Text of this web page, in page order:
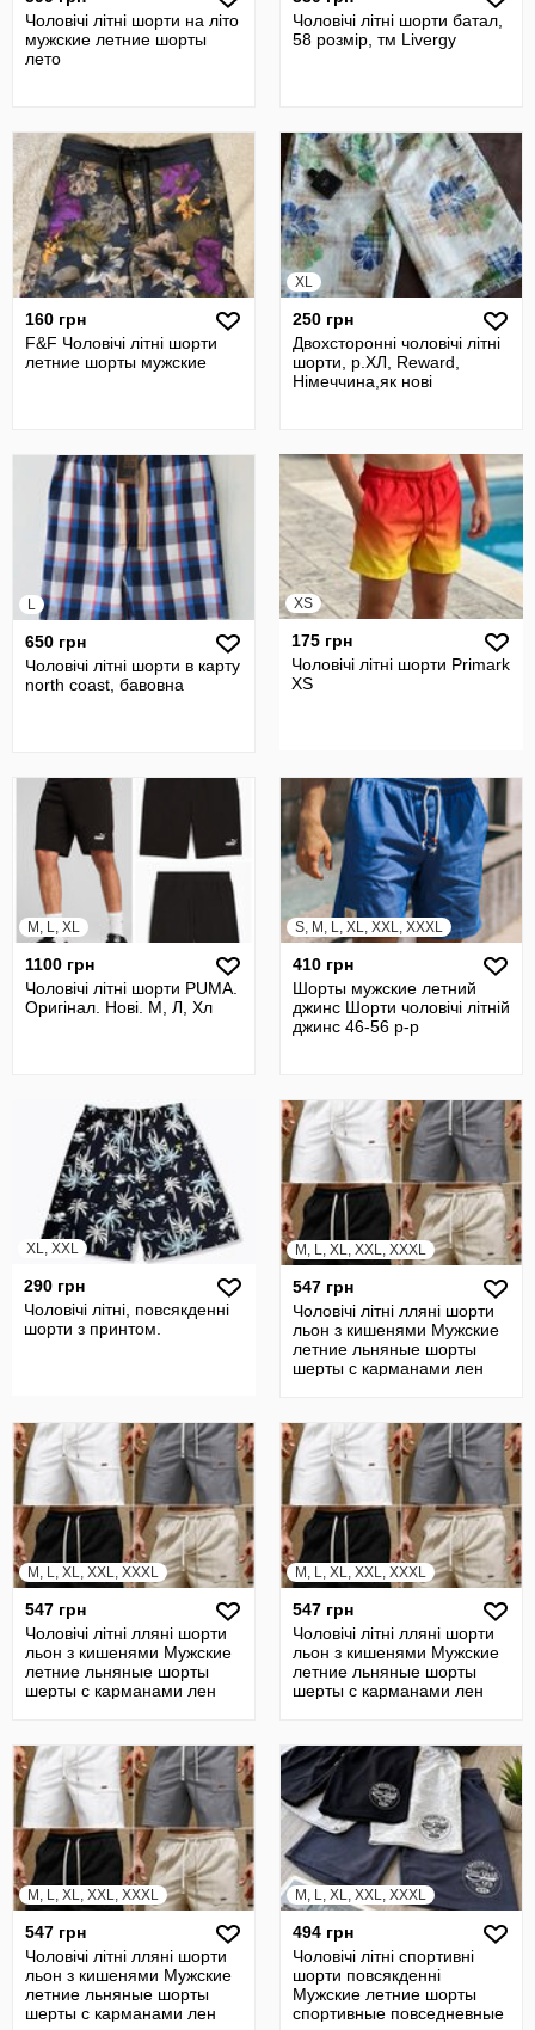
Чоловічі літні шорти на літо
мужские летние шорты
лето
Чоловічі літні шорти батал,
58 розмір, тм Livergy
160 грн
F&F Чоловічі літні шорти
летние шорты мужские
XL
250 грн
Двохсторонні чоловічі літні
шорти, р.ХЛ, Reward,
Німеччина,як нові
L
650 грн
Чоловічі літні шорти в карту
north coast, бавовна
XS
175 грн
Чоловічі літні шорти Primark
XS
M, L, XL
1100 грн
Чоловічі літні шорти PUMA.
Оригінал. Нові. М, Л, Хл
S, M, L, XL, XXL, XXXL
410 грн
Шорты мужские летний
джинс Шорти чоловічі літній
джинс 46-56 р-р
XL, XXL
290 грн
Чоловічі літні, повсякденні
шорти з принтом.
M, L, XL, XXL, XXXL
547 грн
Чоловічі літні лляні шорти
льон з кишенями Мужские
летние льняные шорты
шерты с карманами лен
M, L, XL, XXL, XXXL
547 грн
Чоловічі літні лляні шорти
льон з кишенями Мужские
летние льняные шорты
шерты с карманами лен
M, L, XL, XXL, XXXL
547 грн
Чоловічі літні лляні шорти
льон з кишенями Мужские
летние льняные шорты
шерты с карманами лен
M, L, XL, XXL, XXXL
547 грн
Чоловічі літні лляні шорти
льон з кишенями Мужские
летние льняные шорты
шерты с карманами лен
M, L, XL, XXL, XXXL
494 грн
Чоловічі літні спортивні
шорти повсякденні
Мужские летние шорты
спортивные повседневные